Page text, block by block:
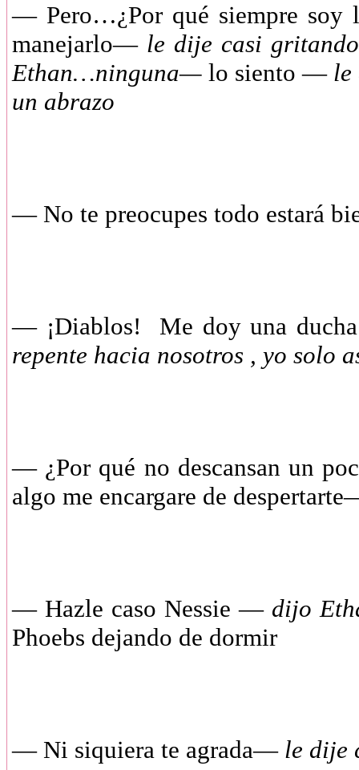
— Pero…¿Por qué siempre soy
manejarlo—le dije casi
Ethan…ninguna— lo siento —le
un abrazo
— No te preocupes todo estará
— ¡Diablos! Me doy una
repente hacia nosotros , yo solo
— ¿Por qué no descansan un
algo me encargare de
— Hazle caso Nessie —dijo
Phoebs dejando de dormir
— Ni siquiera te agrada— le dije